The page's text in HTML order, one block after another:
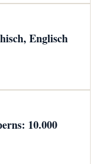
Englisch
10.000